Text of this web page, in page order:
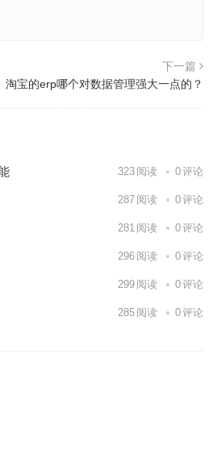
下一篇
淘宝的erp哪个对数据管理强大一点的？
323 阅读 0评论
287 阅读 0评论
281 阅读 0评论
296 阅读 0评论
299 阅读 0评论
285 阅读 0评论